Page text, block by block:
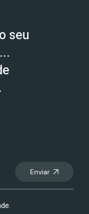
seu
Enviar
.